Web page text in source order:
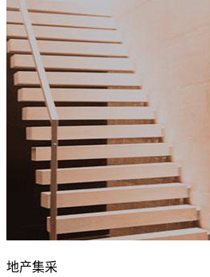
地产集采